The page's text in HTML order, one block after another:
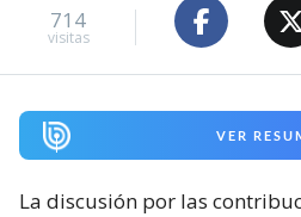
714
visitas
VER
La discusión por las